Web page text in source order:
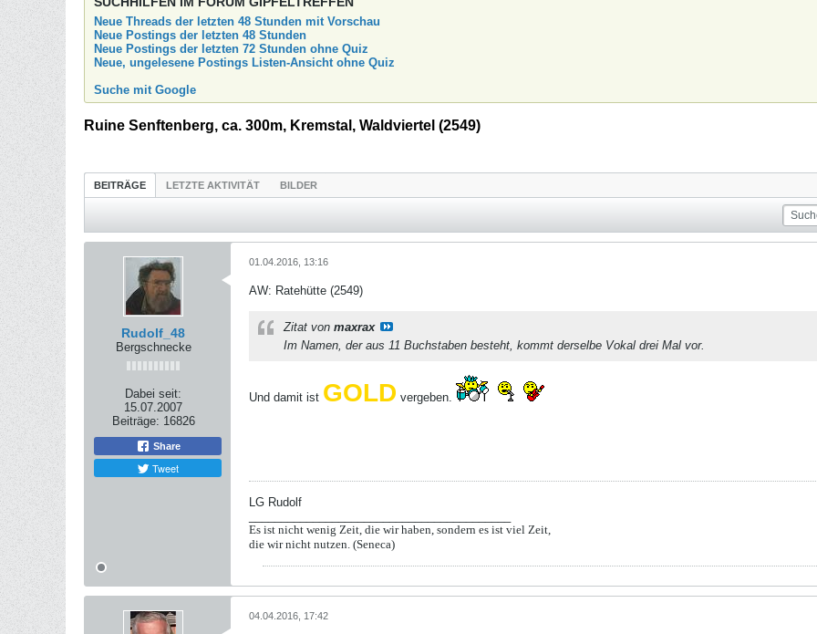
Neue Threads der letzten 48 Stunden mit Vorschau
Neue Postings der letzten 48 Stunden
Neue Postings der letzten 72 Stunden ohne Quiz
Neue, ungelesene Postings Listen-Ansicht ohne Quiz
Suche mit Google
Ruine Senftenberg, ca. 300m, Kremstal, Waldviertel (2549)
BEITRÄGE LETZTE AKTIVITÄT BILDER
Rudolf_48
Bergschnecke
Dabei seit:
15.07.2007
Beiträge: 16826
Share
Tweet
01.04.2016, 13:16
AW: Ratehütte (2549)
Zitat von maxrax
Im Namen, der aus 11 Buchstaben besteht, kommt derselbe Vokal drei Mal vor.
Und damit ist GOLD vergeben.
LG Rudolf
Es ist nicht wenig Zeit, die wir haben, sondern es ist viel Zeit,
die wir nicht nutzen. (Seneca)
04.04.2016, 17:42